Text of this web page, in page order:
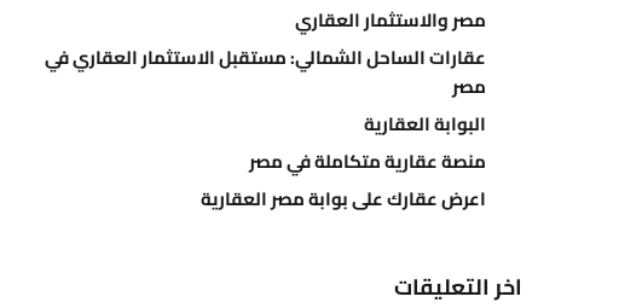
مصر والاستثمار العقاري
عقارات الساحل الشمالي: مستقبل الاستثمار العقاري في
مصر
البوابة العقارية
منصة عقارية متكاملة في مصر
اعرض عقارك على بوابة مصر العقارية
اخر التعليقات